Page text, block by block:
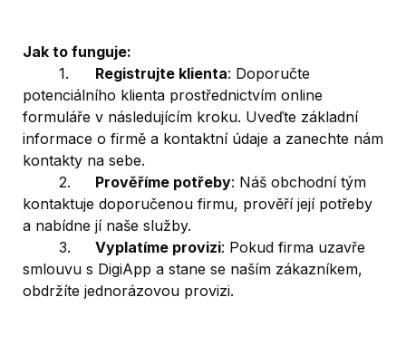
Jak to funguje:
Registrujte klienta: Doporučte
potenciálního klienta prostřednictvím online
formuláře v následujícím kroku. Uveďte základní
informace o firmě a kontaktní údaje a zanechte nám
kontakty na sebe.
Prověříme potřeby: Náš obchodní tým
kontaktuje doporučenou firmu, prověří její potřeby
a nabídne jí naše služby.
Vyplatíme provizi: Pokud firma uzavře
smlouvu s DigiApp a stane se naším zákazníkem,
obdržíte jednorázovou provizi.